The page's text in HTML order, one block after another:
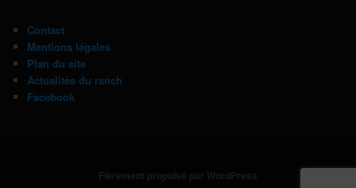
Contact
Mentions légales
Plan du site
Actualités du ranch
Facebook
Fièrement propulsé par WordPress